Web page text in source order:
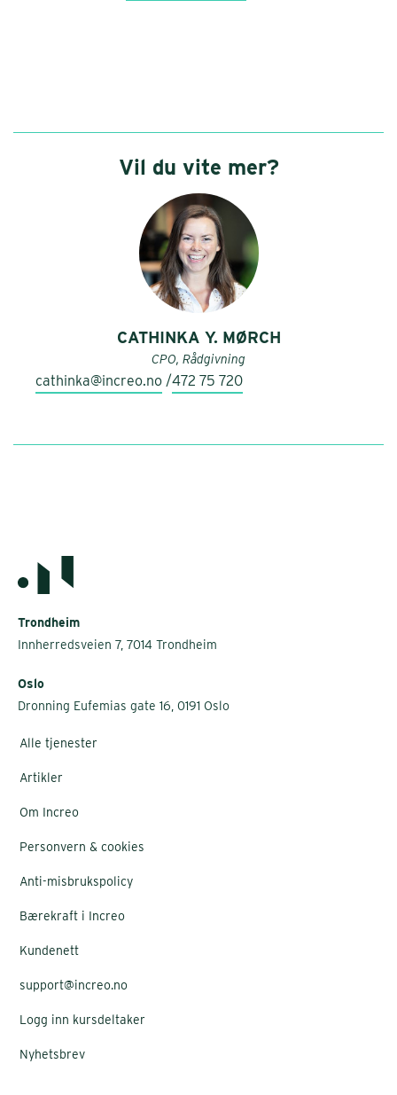
Vil du vite mer?
CATHINKA Y. MØRCH
CPO, Rådgivning
cathinka@increo.no /472 75 720
Trondheim
Innherredsveien 7, 7014 Trondheim
Oslo
Dronning Eufemias gate 16, 0191 Oslo
Alle tjenester
Artikler
Om Increo
Personvern & cookies
Anti-misbrukspolicy
Bærekraft i Increo
Kundenett
support@increo.no
Logg inn kursdeltaker
Nyhetsbrev